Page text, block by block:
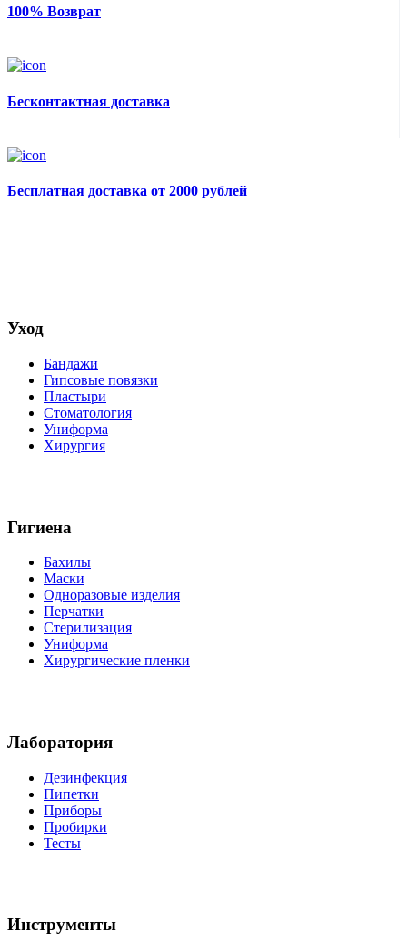
100% Возврат
Бесконтактная доставка
Бесплатная доставка от 2000 рублей
Уход
Бандажи
Гипсовые повязки
Пластыри
Стоматология
Униформа
Хирургия
Гигиена
Бахилы
Маски
Одноразовые изделия
Перчатки
Стерилизация
Униформа
Хирургические пленки
Лаборатория
Дезинфекция
Пипетки
Приборы
Пробирки
Тесты
Инструменты